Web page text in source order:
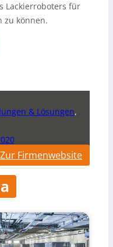
Lackierroboters für
zu können.
& Lösungen,
Zur Firmenwebsite